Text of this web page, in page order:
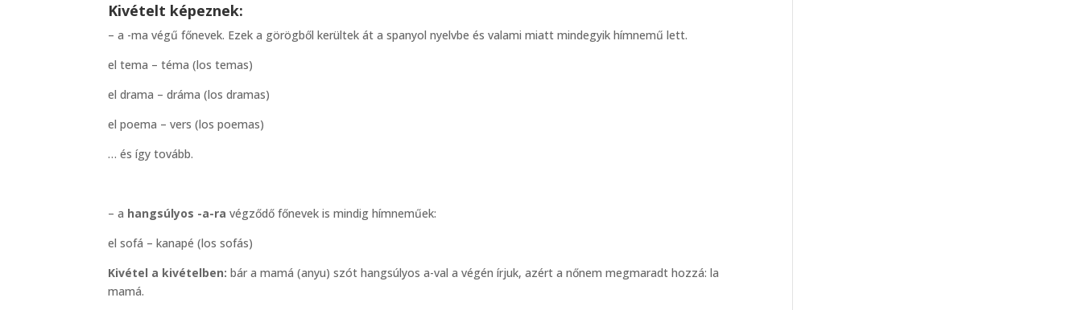
Kivételt képeznek:
– a -ma végű főnevek. Ezek a görögből kerültek át a spanyol nyelvbe és valami miatt mindegyik hímnemű lett.
el tema – téma (los temas)
el drama – dráma (los dramas)
el poema – vers (los poemas)
… és így tovább.
– a hangsúlyos -a-ra végződő főnevek is mindig hímneműek:
el sofá – kanapé (los sofás)
Kivétel a kivételben: bár a mamá (anyu) szót hangsúlyos a-val a végén írjuk, azért a nőnem megmaradt hozzá: la
mamá.